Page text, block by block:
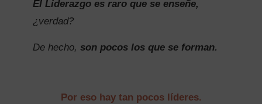
El Liderazgo es raro que se enseñe,
¿verdad?
De hecho, son pocos los que se forman.
Por eso hay tan pocos líderes.